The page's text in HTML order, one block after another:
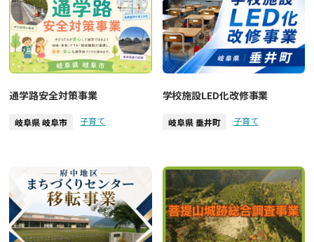
通学路安全対策事業
岐阜県 岐阜市 子育て
学校施設LED化改修事業
岐阜県 垂井町 子育て